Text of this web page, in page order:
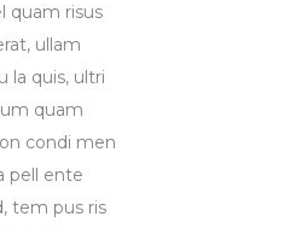
quam risus
ullam
la quis, ultri
quam
condi men
pell ente
tem pus ris